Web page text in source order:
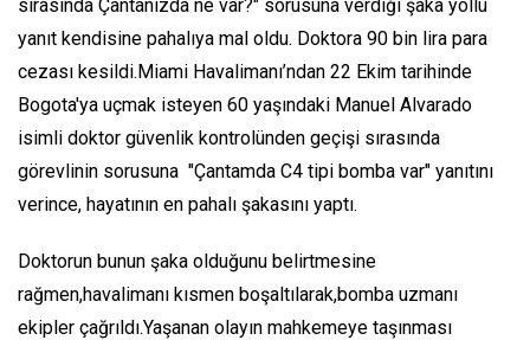
sırasında Çantanızda ne var?" sorusuna verdiği şaka yollu
yanıt kendisine pahalıya mal oldu. Doktora 90 bin lira para
cezası kesildi.Miami Havalimanı’ndan 22 Ekim tarihinde
Bogota'ya uçmak isteyen 60 yaşındaki Manuel Alvarado
isimli doktor güvenlik kontrolünden geçişi sırasında
görevlinin sorusuna "Çantamda C4 tipi bomba var" yanıtını
verince, hayatının en pahalı şakasını yaptı.
Doktorun bunun şaka olduğunu belirtmesine
rağmen,havalimanı kısmen boşaltılarak,bomba uzmanı
ekipler çağrıldı.Yaşanan olayın mahkemeye taşınması